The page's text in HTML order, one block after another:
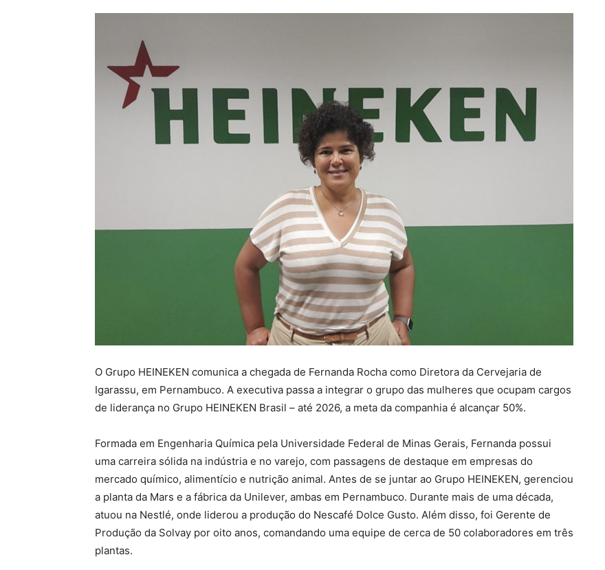
O Grupo HEINEKEN comunica a chegada de Fernanda Rocha como Diretora da Cervejaria de
Igarassu, em Pernambuco. A executiva passa a integrar o grupo das mulheres que ocupam cargos
de liderança no Grupo HEINEKEN Brasil – até 2026, a meta da companhia é alcançar 50%.
Formada em Engenharia Química pela Universidade Federal de Minas Gerais, Fernanda possui
uma carreira sólida na indústria e no varejo, com passagens de destaque em empresas do
mercado químico, alimentício e nutrição animal. Antes de se juntar ao Grupo HEINEKEN, gerenciou
a planta da Mars e a fábrica da Unilever, ambas em Pernambuco. Durante mais de uma década,
atuou na Nestlé, onde liderou a produção do Nescafé Dolce Gusto. Além disso, foi Gerente de
Produção da Solvay por oito anos, comandando uma equipe de cerca de 50 colaboradores em três
plantas.